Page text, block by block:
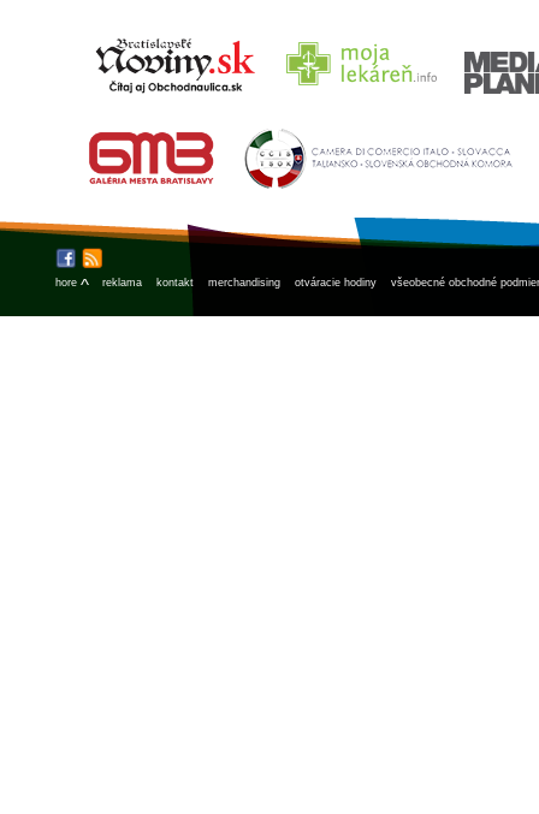
hore ^ reklama kontakt merchandising otváracie hodiny všeobecné obchodné